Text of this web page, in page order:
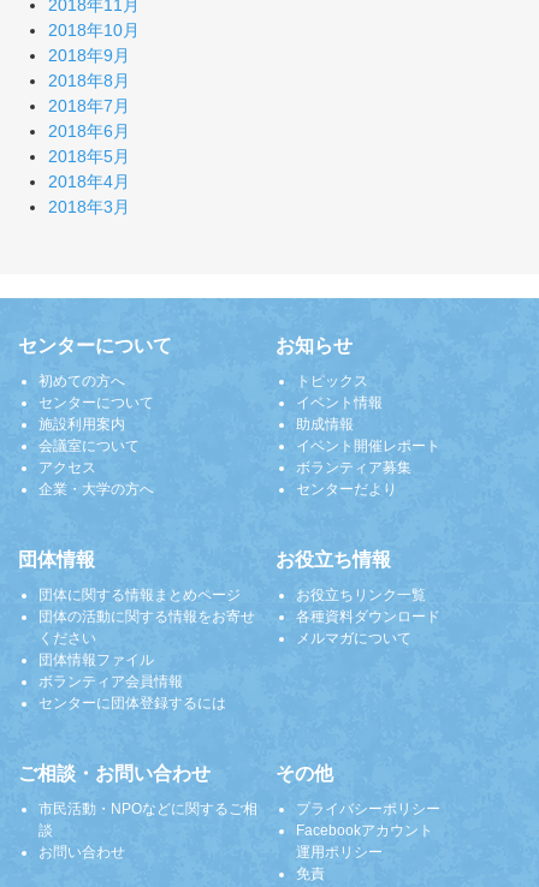
2018年11月
2018年10月
2018年9月
2018年8月
2018年7月
2018年6月
2018年5月
2018年4月
2018年3月
センターについて
初めての方へ
センターについて
施設利用案内
会議室について
アクセス
企業・大学の方へ
お知らせ
トピックス
イベント情報
助成情報
イベント開催レポート
ボランティア募集
センターだより
団体情報
団体に関する情報まとめページ
団体の活動に関する情報をお寄せ
ください
団体情報ファイル
ボランティア会員情報
センターに団体登録するには
お役立ち情報
お役立ちリンク一覧
各種資料ダウンロード
メルマガについて
ご相談・お問い合わせ
市民活動・NPOなどに関するご相
談
お問い合わせ
その他
プライバシーポリシー
Facebookアカウント
運用ポリシー
免責